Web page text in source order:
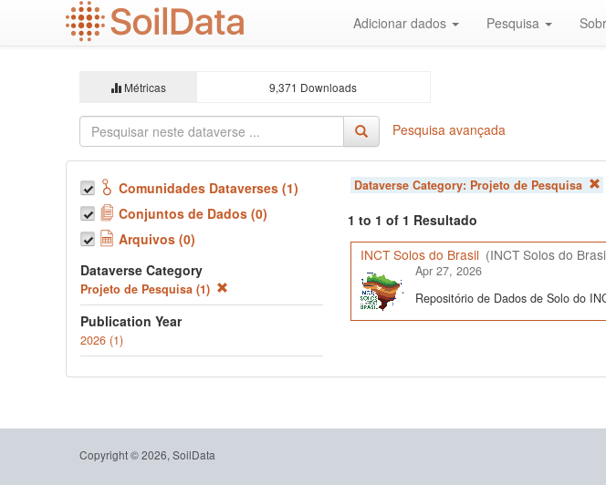
Adicionar dados Pesquisa
Métricas 9,371 Downloads
Pesquisa avançada
Comunidades Dataverses (1)
Conjuntos de Dados (0)
Arquivos (0)
Dataverse Category
Projeto de Pesquisa (1)
Publication Year
2026 (1)
Dataverse Category: Projeto de Pesquisa
1 to 1 of 1 Resultado
INCT Solos do Brasil (INCT Solos do
Apr 27, 2026
Repositório de Dados de Solo do
Copyright © 2026, SoilData